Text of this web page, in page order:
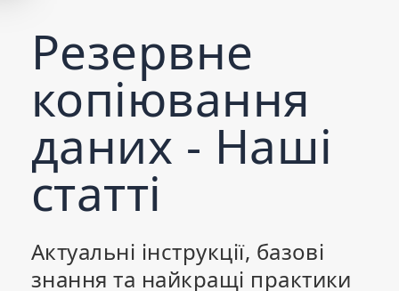
Резервне
копіювання
даних - Наші
статті
Актуальні інструкції, базові
знання та найкращі практики